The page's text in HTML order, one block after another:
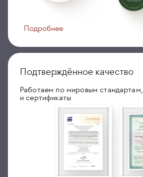
Подробнее
Подтверждённое качество
Работаем по мировым
и сертификаты